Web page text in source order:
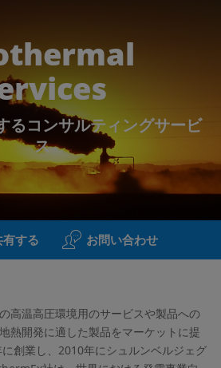
るコンサルティングサービ
ス
有する お問い合わせ
高温高圧環境用のサービスや製品への
熱開発に適した製品をマーケットに提
創業し、2010年にシュルンベルジェグ